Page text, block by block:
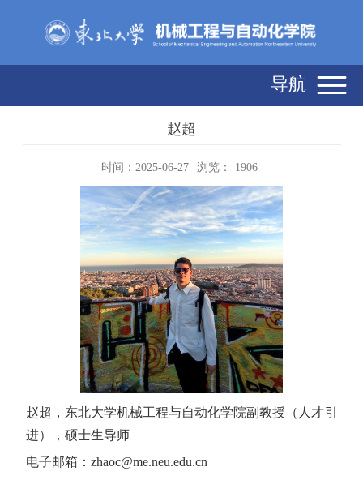
导航
赵超
时间：2025-06-27 浏览： 1906
赵超，东北大学机械工程与自动化学院副教授（人才引
进），硕士生导师
电子邮箱： zhaoc@me.neu.edu.cn